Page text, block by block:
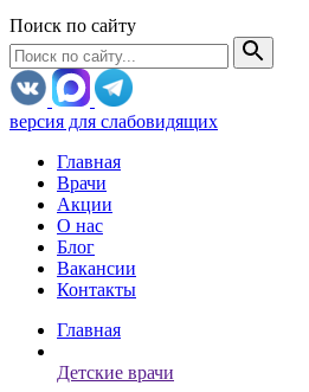
Поиск по сайту
версия для слабовидящих
Главная
Врачи
Акции
О нас
Блог
Вакансии
Контакты
Главная
Детские врачи